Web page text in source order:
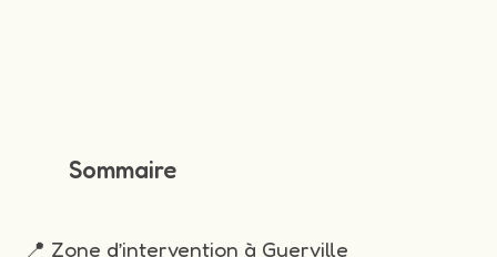
Sommaire
📍 Zone d’intervention à Guerville